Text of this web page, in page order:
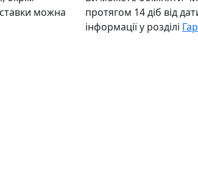
можна
протягом 14 діб від
інформації у розділі